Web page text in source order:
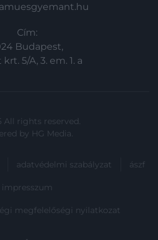
Cím:
Budapest,
5/A, 3. em. 1. a
All rights reserved.
by HG Media
adatvédelmi szabályzat ászf
impresszum
megfelelőségi nyilatkozat